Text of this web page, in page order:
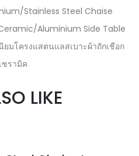
Stainless Steel Chaise
Aluminium Side Table
ยมโครงแสตนแลสเบาะผ้าถักเชือก
ซรามิค
LIKE